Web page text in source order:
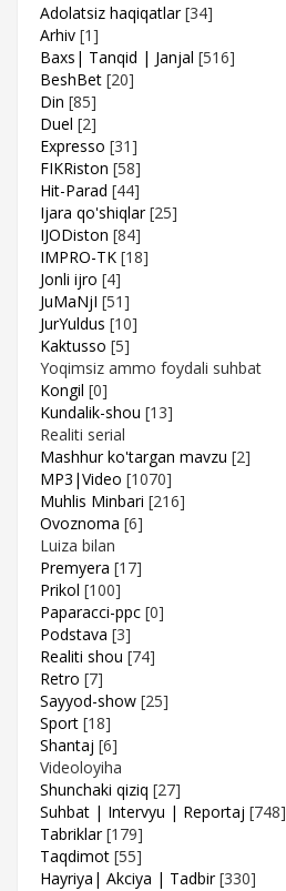
Adolatsiz haqiqatlar [34]
Arhiv [1]
Baxs| Tanqid | Janjal [516]
BeshBet [20]
Din [85]
Duel [2]
Expresso [31]
FIKRiston [58]
Hit-Parad [44]
Ijara qo'shiqlar [25]
IJODiston [84]
IMPRO-TK [18]
Jonli ijro [4]
JuMaNjI [51]
JurYuldus [10]
Kaktusso [5]
Yoqimsiz ammo foydali suhbat
Kongil [0]
Kundalik-shou [13]
Realiti serial
Mashhur ko'targan mavzu [2]
MP3|Video [1070]
Muhlis Minbari [216]
Ovoznoma [6]
Luiza bilan
Premyera [17]
Prikol [100]
Paparacci-ppc [0]
Podstava [3]
Realiti shou [74]
Retro [7]
Sayyod-show [25]
Sport [18]
Shantaj [6]
Videoloyiha
Shunchaki qiziq [27]
Suhbat | Intervyu | Reportaj [748]
Tabriklar [179]
Taqdimot [55]
Hayriya| Akciya | Tadbir [330]